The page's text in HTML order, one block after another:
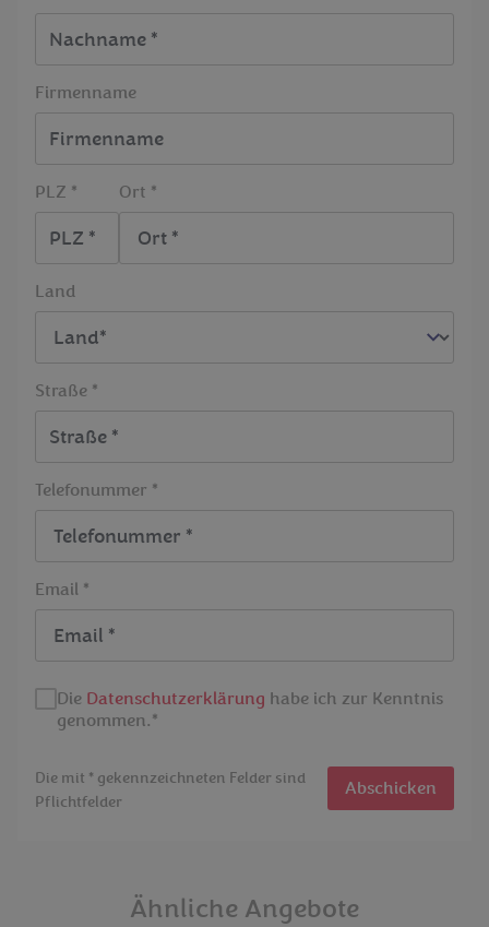
Firmenname
PLZ * Ort *
Land
Straße *
Telefonummer *
Email *
Die Datenschutzerklärung habe ich zur Kenntnis
genommen.*
Die mit * gekennzeichneten Felder sind
Pflichtfelder
Abschicken
Ähnliche Angebote